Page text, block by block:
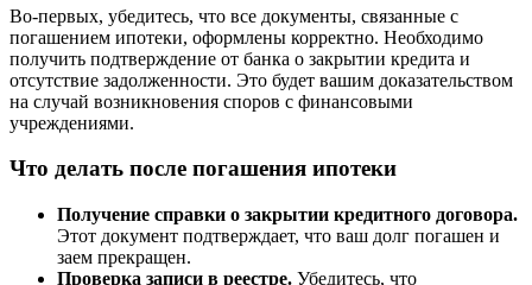
Во-первых, убедитесь, что все документы, связанные с
погашением ипотеки, оформлены корректно. Необходимо
получить подтверждение от банка о закрытии кредита и
отсутствие задолженности. Это будет вашим доказательством
на случай возникновения споров с финансовыми
учреждениями.
Что делать после погашения ипотеки
Получение справки о закрытии кредитного договора.
Этот документ подтверждает, что ваш долг погашен и
заем прекращен.
Проверка записи в реестре. Убедитесь, что